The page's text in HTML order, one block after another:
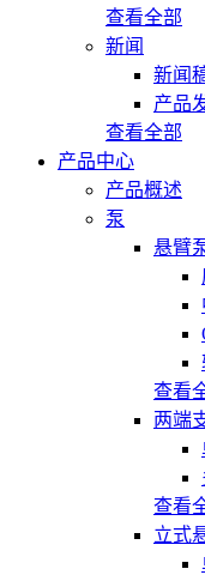
查看全部
新闻
新闻
产品
查看全部
产品中心
产品概述
泵
悬臂
查看
两端
查看
立式